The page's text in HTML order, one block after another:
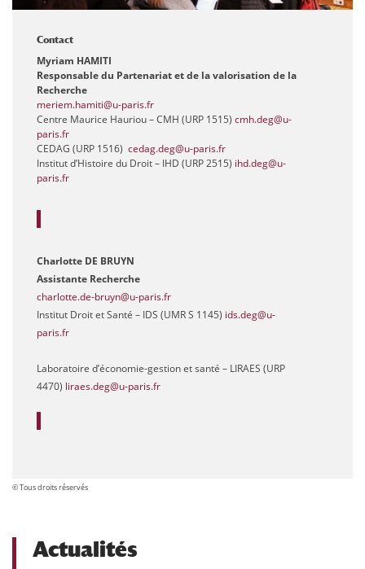
Contact
Myriam HAMITI
Responsable du Partenariat et de la valorisation de la
Recherche
meriem.hamiti@u-paris.fr
Centre Maurice Hauriou – CMH (URP 1515) cmh.deg@u-
paris.fr
CEDAG (URP 1516) cedag.deg@u-paris.fr
Institut d’Histoire du Droit – IHD (URP 2515) ihd.deg@u-
paris.fr
Charlotte DE BRUYN
Assistante Recherche
charlotte.de-bruyn@u-paris.fr
Institut Droit et Santé – IDS (UMR S 1145) ids.deg@u-
paris.fr
Laboratoire d’économie-gestion et santé – LIRAES (URP
4470) liraes.deg@u-paris.fr
© Tous droits réservés
Actualités